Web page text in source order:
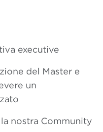
executive
del Master e
un
nostra Community